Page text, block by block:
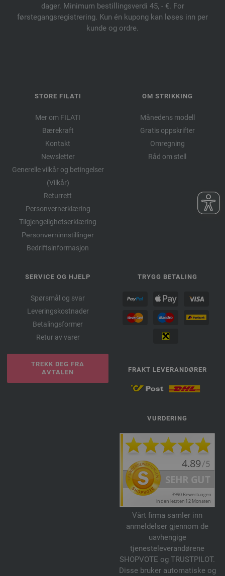
dager. Minimum bestillingsverdi 45, - €. For
førstegangsregistrering. Kun én kupong kan løses inn per
kunde og ordre.
STORE FILATI
Mer om FILATI
Bærekraft
Kontakt
Newsletter
Generelle vilkår og betingelser
(Vilkår)
Returrett
Personvernerklæring
Tilgjengelighetserklæring
Personverninnstillinger
Bedriftsinformasjon
OM STRIKKING
Månedens modell
Gratis oppskrifter
Omregning
Råd om stell
SERVICE OG HJELP
Spørsmål og svar
Leveringskostnader
Betalingsformer
Retur av varer
TREKK DEG FRA
AVTALEN
TRYGG BETALING
FRAKT LEVERANDØRER
VURDERING
Vårt firma samler inn
anmeldelser gjennom de
uavhengige
tjenesteleverandørene
SHOPVOTE og TRUSTPILOT.
Disse bruker automatiske og